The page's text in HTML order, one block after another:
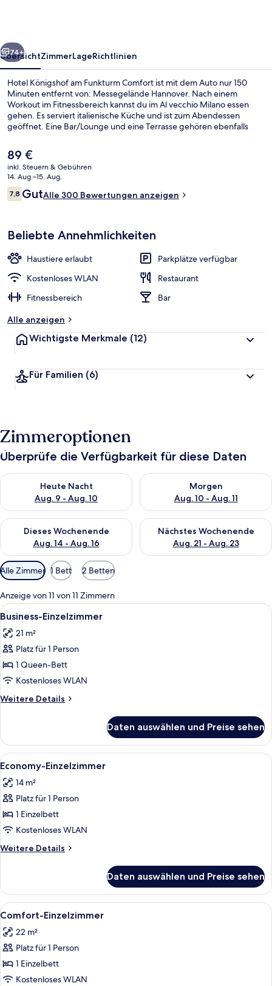
Weiter
74+
ÜbersichtZimmerLageRichtlinien
Hotel Königshof am Funkturm Comfort ist mit dem Auto nur 150
Minuten entfernt von: Messegelände Hannover. Nach einem
Workout im Fitnessbereich kannst du im Al vecchio Milano essen
gehen. Es serviert italienische Küche und ist zum Abendessen
geöffnet. Eine Bar/Lounge und eine Terrasse gehören ebenfalls
den öffentlichen Verkehrsmitteln entfernt: Zur U-Bahn läuft man 3
Minuten (U-Bahn-Station Central) bzw. 7 Minuten (U-Bahn-Station
Sedanstraße/Lister Meile).
Der
aktuelle
Preis
beträgt
89 €.
89 €
inkl. Steuern & Gebühren
14. Aug.–15. Aug.
Bewertungen
7,87,8 von 10.
GutAlle 300 Bewertungen anzeigen
Beliebte Annehmlichkeiten
Haustiere erlaubt
Parkplätze verfügbar
Kostenloses WLAN
Restaurant
Fitnessbereich
Bar
Alle anzeigen
Wichtigste Merkmale (12)
Für Familien (6)
Zimmeroptionen
Überprüfe die Verfügbarkeit für diese Daten
Heute Nacht
Aug. 9 - Aug. 10
Überprüfe die Verfügbarkeit für heute Nacht, Aug. 9 - Aug.
Morgen
Aug. 10 - Aug. 11
Überprüfe die Verfügbarkeit
Dieses Wochenende
Aug. 14 - Aug. 16
Überprüfe die Verfügbarkeit für dieses Wochenende, Aug. 14
Nächstes Wochenende
Aug. 21 - Aug. 23
Überprüfe die Verfügbarkeit
Verfügbare
Filter
für
Zimmer
Alle Zimmer 1 Bett 2 Betten
Anzeige von 11 von 11 Zimmern
Alle
Fotos
für
Business-
Einzelzimmer
anzeigen
Ein Hotelzimmer mit Bett,
10
Business-Einzelzimmer
21 m²
Platz für 1 Person
1 Queen-Bett
Kostenloses WLAN
Weitere Details
Weitere
Einzelzimmer
Daten auswählen und Preise sehen
Alle
Fotos
für
Economy-
Einzelzimmer
anzeigen
Ein Hotelzimmer mit Bett,
5
Economy-Einzelzimmer
14 m²
Platz für 1 Person
1 Einzelbett
Kostenloses WLAN
Weitere Details
Weitere
Einzelzimmer
Daten auswählen und Preise sehen
Alle
Fotos
für
Comfort-
Einzelzimmer
anzeigen
Ein Hotelzimmer mit einem Bett,
5
Comfort-Einzelzimmer
22 m²
Platz für 1 Person
1 Einzelbett
Kostenloses WLAN